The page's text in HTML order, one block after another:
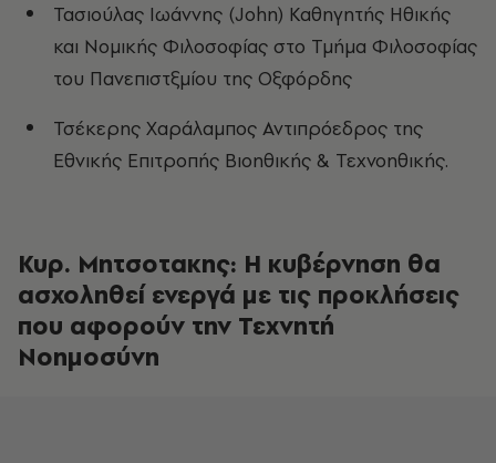
Τασιούλας Ιωάννης (John) Καθηγητής Ηθικής
και Νομικής Φιλοσοφίας στο Τμήμα Φιλοσοφίας
του Πανεπιστξμίου της Οξφόρδης
Τσέκερης Χαράλαμπος Αντιπρόεδρος της
Εθνικής Επιτροπής Βιοηθικής & Τεχνοηθικής.
Κυρ. Μητσοτακης: Η κυβέρνηση θα
ασχοληθεί ενεργά με τις προκλήσεις
που αφορούν την Τεχνητή
Νοημοσύνη